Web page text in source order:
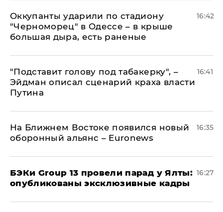
Оккупанты ударили по стадиону
"Черноморец" в Одессе – в крыше
большая дыра, есть раненые
16:42
​"Подставит голову под табакерку", –
Эйдман описал сценарий краха власти
Путина
16:41
На Ближнем Востоке появился новый
оборонный альянс – Euronews
16:35
​БЭКи Group 13 провели парад у Ялты:
опубликованы эксклюзивные кадры
16:27